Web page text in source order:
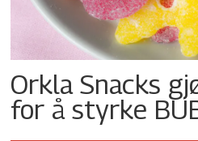
Orkla Snacks
for å styrke